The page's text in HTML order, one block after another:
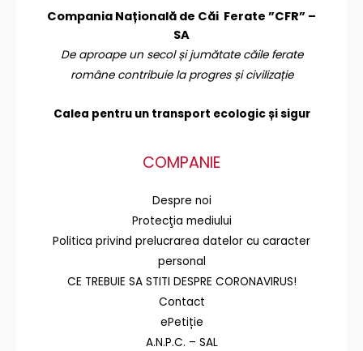
Compania Națională de Căi Ferate ”CFR” –
SA
De aproape un secol și jumătate căile ferate
române contribuie la progres și civilizație
Calea pentru un transport ecologic și sigur
COMPANIE
Despre noi
Protecţia mediului
Politica privind prelucrarea datelor cu caracter
personal
CE TREBUIE SA STITI DESPRE CORONAVIRUS!
Contact
ePetiție
A.N.P.C. – SAL